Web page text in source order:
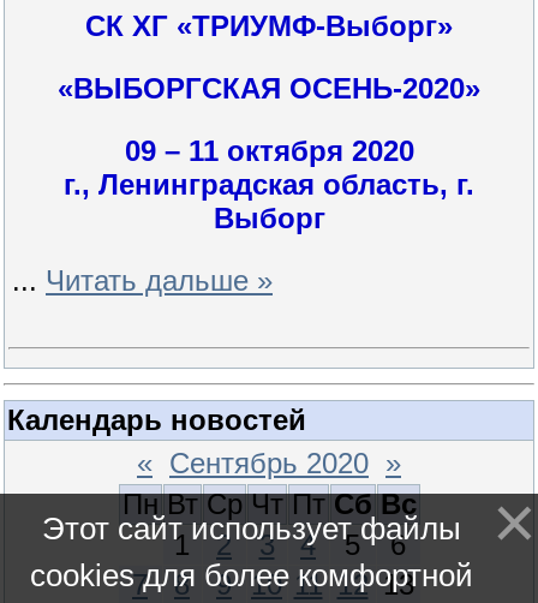
СК ХГ «ТРИУМФ-Выборг»
«ВЫБОРГСКАЯ ОСЕНЬ-2020»
09 – 11 октября 2020
г., Ленинградская область, г.
Выборг
... Читать дальше »
Календарь новостей
« Сентябрь 2020 »
Пн Вт Ср Чт Пт Сб Вс
1
2 3 4 5
6
7
8 9 10 11 12 13
Этот сайт использует файлы
cookies для более комфортной